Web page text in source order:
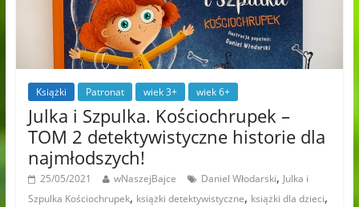
Książki Patronat wiek 3+ wiek 6+
Julka i Szpulka. Kościochrupek –
TOM 2 detektywistyczne historie dla
najmłodszych!
25/05/2021 wNaszejBajce Daniel Włodarski, Julka i
Szpulka Kościochrupek, książki detektywistyczne, książki dla dzieci,